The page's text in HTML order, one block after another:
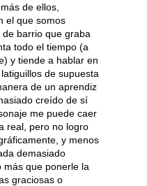
de ellos,
el que somos
barrio que graba
todo el tiempo (a
y tiende a hablar en
de supuesta
de un aprendiz
creído de sí
me puede caer
real, pero no logro
y menos
demasiado
más que ponerle la
graciosas o